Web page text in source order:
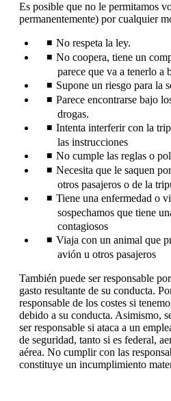
Es posible que no le permitamos
permanentemente) por cualquier
No respeta la ley.
No coopera, tiene un
parece que va a tenerlo a
Supone un riesgo para la
Parece encontrarse bajo
drogas.
Intenta interferir con la
las instrucciones
No cumple las reglas o
Necesita que le saquen
otros pasajeros o de la
Tiene una enfermedad o
sospechamos que tiene
contagiosos
Viaja con un animal que
avión u otros pasajeros
También puede ser responsable
gasto resultante de su conducta.
responsable de los costes si
debido a su conducta. Asimismo,
ser responsable si ataca a un
de seguridad, tanto si es federal,
aérea. No cumplir con las
constituye un incumplimiento